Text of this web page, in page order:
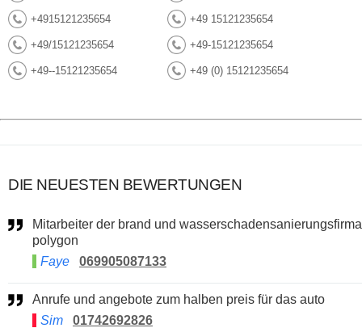
+4915121235654 +49 15121235654
+49/15121235654 +49-15121235654
+49--15121235654 +49 (0) 15121235654
DIE NEUESTEN BEWERTUNGEN
Mitarbeiter der brand und wasserschadensanierungsfirma
polygon
Faye
069905087133
Anrufe und angebote zum halben preis für das auto
Sim
01742692826